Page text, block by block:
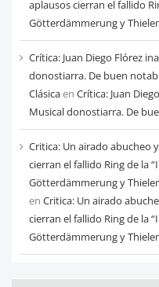
aplausos cierran el fallido
Götterdämmerung y
Crítica: Juan Diego Flórez
donostiarra. De buen
Clásicaen Crítica: Juan
Musical donostiarra. De
Critica: Un airado abucheo
cierran el fallido Ring de la
Götterdämmerung y
en Critica: Un airado
cierran el fallido Ring de la
Götterdämmerung y